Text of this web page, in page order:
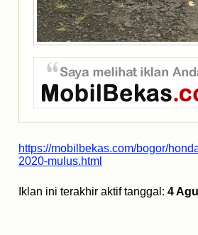
https://mobilbekas.com/bogor/
2020-mulus.html
Iklan ini terakhir aktif tanggal: 4